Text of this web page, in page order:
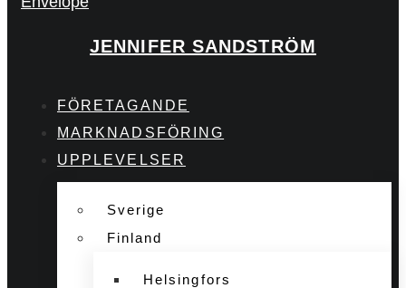
JENNIFER SANDSTRÖM
FÖRETAGANDE
MARKNADSFÖRING
UPPLEVELSER
Sverige
Finland
Helsingfors